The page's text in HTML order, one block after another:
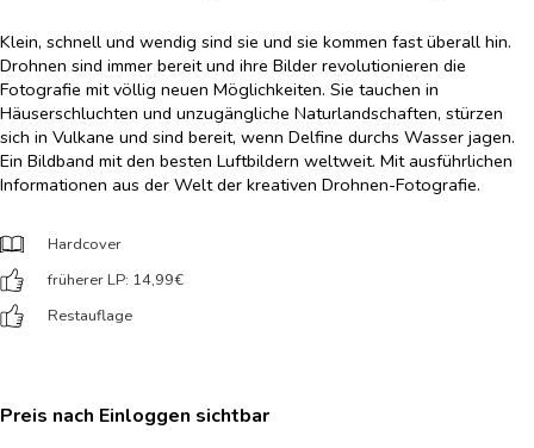
Klein, schnell und wendig sind sie und sie kommen fast überall hin.
Drohnen sind immer bereit und ihre Bilder revolutionieren die
Fotografie mit völlig neuen Möglichkeiten. Sie tauchen in
Häuserschluchten und unzugängliche Naturlandschaften, stürzen
sich in Vulkane und sind bereit, wenn Delfine durchs Wasser jagen.
Ein Bildband mit den besten Luftbildern weltweit. Mit ausführlichen
Informationen aus der Welt der kreativen Drohnen-Fotografie.
Hardcover
früherer LP: 14,99€
Restauflage
Preis nach Einloggen sichtbar